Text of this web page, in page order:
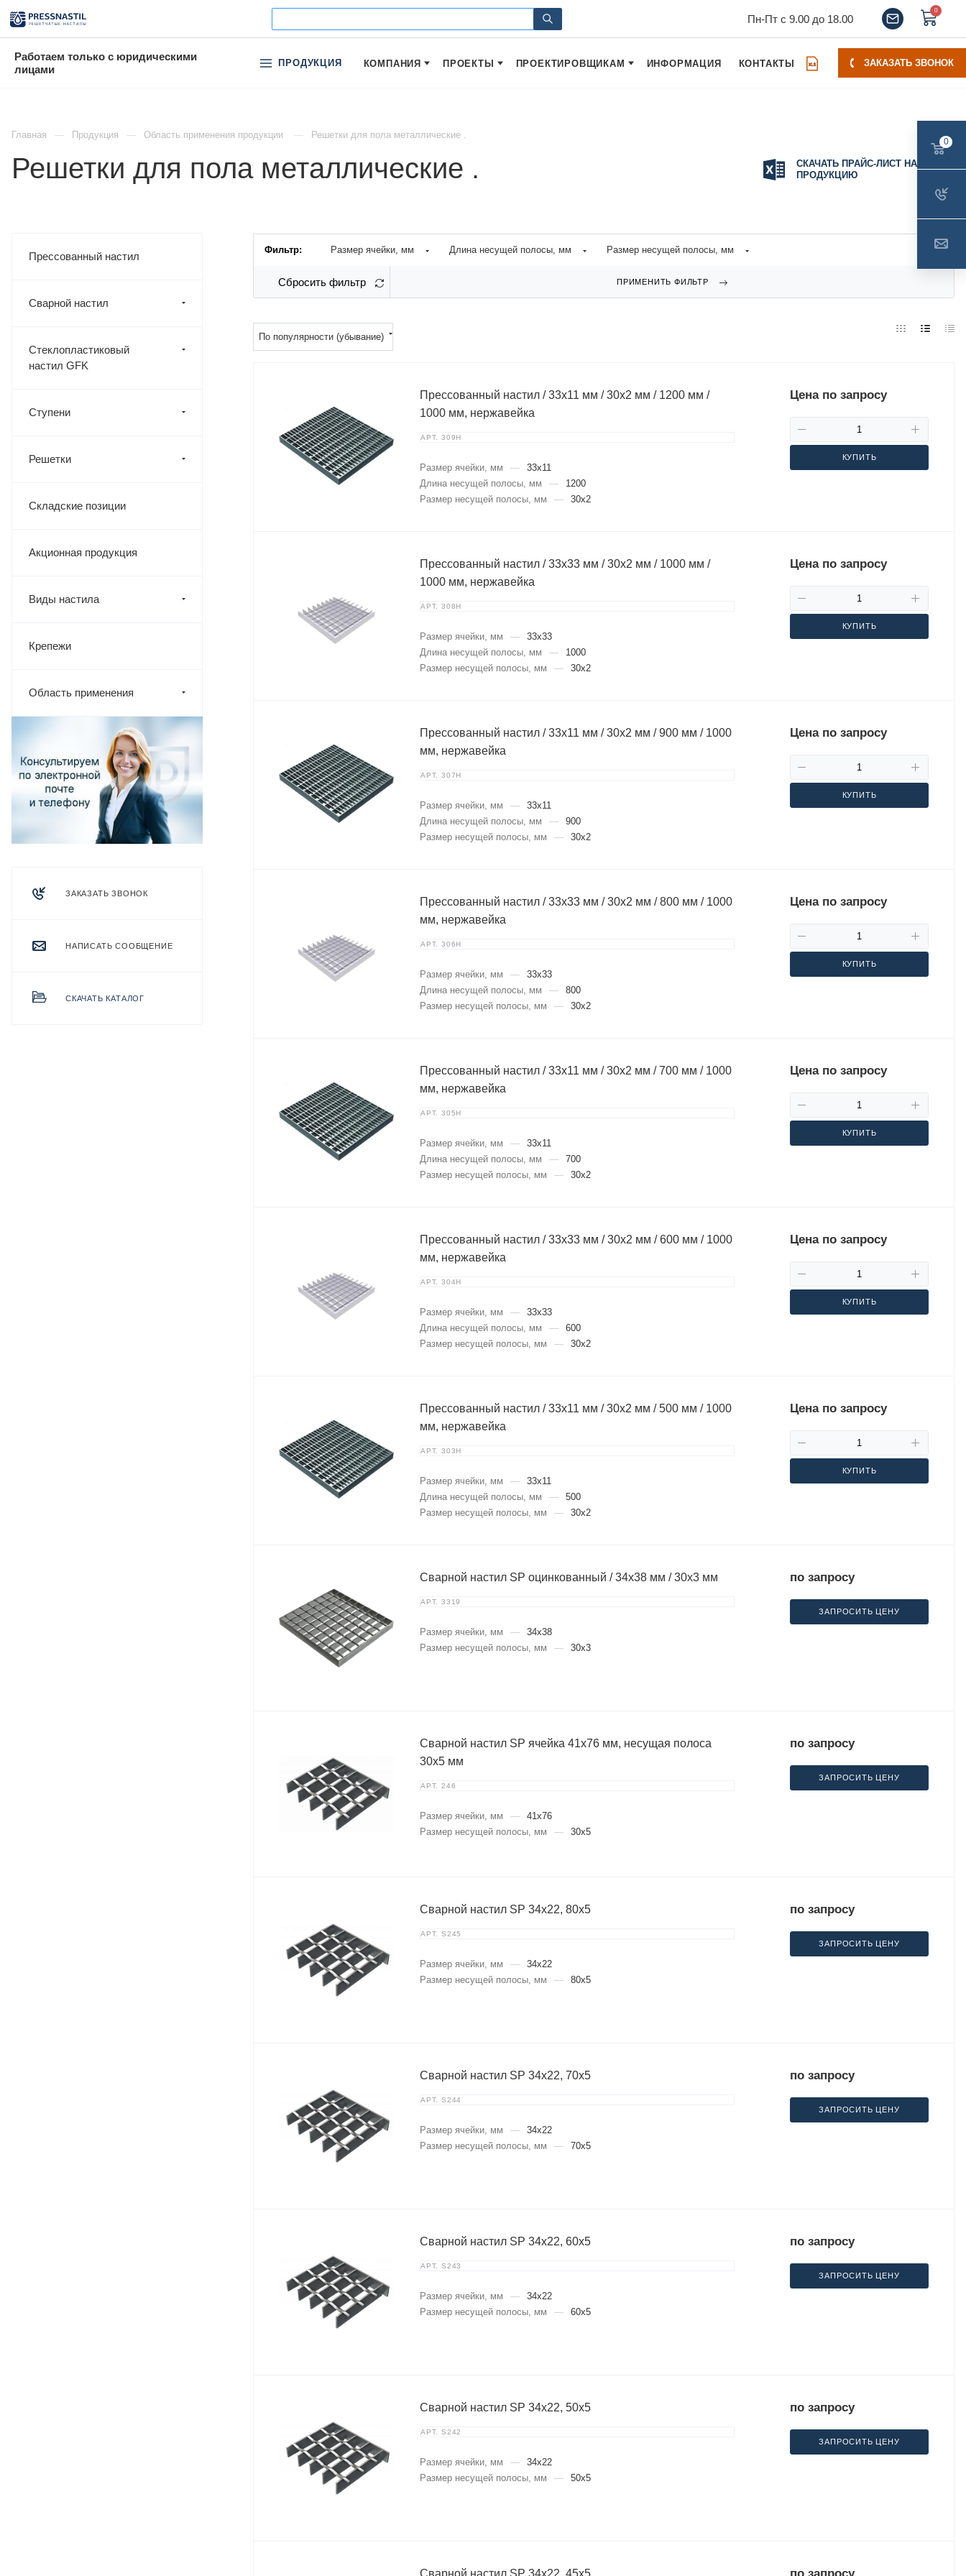
Пн-Пт с 9.00 до 18.00
0
Работаем только с юридическими
лицами
ПРОДУКЦИЯ КОМПАНИЯ ПРОЕКТЫ ПРОЕКТИРОВЩИКАМ ИНФОРМАЦИЯ КОНТАКТЫ ЗАКАЗАТЬ ЗВОНОК
Главная Продукция Область применения продукции Решетки для пола металлические .
Решетки для пола металлические .
СКАЧАТЬ ПРАЙС-ЛИСТ НА
ПРОДУКЦИЮ
Прессованный настил
Сварной настил
Стеклопластиковый
настил GFK
Ступени
Решетки
Складские позиции
Акционная продукция
Виды настила
Крепежи
Область применения
ЗАКАЗАТЬ ЗВОНОК
НАПИСАТЬ СООБЩЕНИЕ
СКАЧАТЬ КАТАЛОГ
Фильтр: Размер ячейки, мм Длина несущей полосы, мм Размер несущей полосы, мм
Сбросить фильтр ПРИМЕНИТЬ ФИЛЬТР
По популярности (убывание)
Прессованный настил / 33х11 мм / 30х2 мм / 1200 мм /
1000 мм, нержавейка
АРТ. 309Н
Размер ячейки, мм —
33х11
Длина несущей полосы, мм
—
1200
Размер несущей полосы, мм
— 30х2
Цена по запросу
КУПИТЬ
Прессованный настил / 33х33 мм / 30х2 мм / 1000 мм /
1000 мм, нержавейка
АРТ. 308Н
Размер ячейки, мм —
33х33
Длина несущей полосы, мм
—
1000
Размер несущей полосы, мм
— 30х2
Цена по запросу
КУПИТЬ
Прессованный настил / 33х11 мм / 30х2 мм / 900 мм / 1000
мм, нержавейка
АРТ. 307Н
Размер ячейки, мм —
33х11
Длина несущей полосы, мм
—
900
Размер несущей полосы, мм
— 30х2
Цена по запросу
КУПИТЬ
Прессованный настил / 33х33 мм / 30х2 мм / 800 мм / 1000
мм, нержавейка
АРТ. 306Н
Размер ячейки, мм —
33х33
Длина несущей полосы, мм
—
800
Размер несущей полосы, мм
— 30х2
Цена по запросу
КУПИТЬ
Прессованный настил / 33х11 мм / 30х2 мм / 700 мм / 1000
мм, нержавейка
АРТ. 305Н
Размер ячейки, мм —
33х11
Длина несущей полосы, мм
—
700
Размер несущей полосы, мм
— 30х2
Цена по запросу
КУПИТЬ
Прессованный настил / 33х33 мм / 30х2 мм / 600 мм / 1000
мм, нержавейка
АРТ. 304Н
Размер ячейки, мм —
33х33
Длина несущей полосы, мм
—
600
Размер несущей полосы, мм
— 30х2
Цена по запросу
КУПИТЬ
Прессованный настил / 33х11 мм / 30х2 мм / 500 мм / 1000
мм, нержавейка
АРТ. 303Н
Размер ячейки, мм —
33х11
Длина несущей полосы, мм
—
500
Размер несущей полосы, мм
— 30х2
Цена по запросу
КУПИТЬ
Сварной настил SP оцинкованный / 34х38 мм / 30х3 мм
АРТ. 3319
Размер ячейки, мм —
34x38
Размер несущей полосы, мм
— 30x3
по запросу
ЗАПРОСИТЬ ЦЕНУ
Сварной настил SP ячейка 41х76 мм, несущая полоса
30х5 мм
АРТ. 246
Размер ячейки, мм —
41x76
Размер несущей полосы, мм
— 30x5
по запросу
ЗАПРОСИТЬ ЦЕНУ
Сварной настил SP 34х22, 80х5
АРТ. S245
Размер ячейки, мм —
34x22
Размер несущей полосы, мм
— 80x5
по запросу
ЗАПРОСИТЬ ЦЕНУ
Сварной настил SP 34х22, 70х5
АРТ. S244
Размер ячейки, мм —
34x22
Размер несущей полосы, мм
— 70x5
по запросу
ЗАПРОСИТЬ ЦЕНУ
Сварной настил SP 34х22, 60х5
АРТ. S243
Размер ячейки, мм —
34x22
Размер несущей полосы, мм
— 60x5
по запросу
ЗАПРОСИТЬ ЦЕНУ
Сварной настил SP 34х22, 50х5
АРТ. S242
Размер ячейки, мм —
34x22
Размер несущей полосы, мм
— 50x5
по запросу
ЗАПРОСИТЬ ЦЕНУ
Сварной настил SP 34х22, 45х5
0